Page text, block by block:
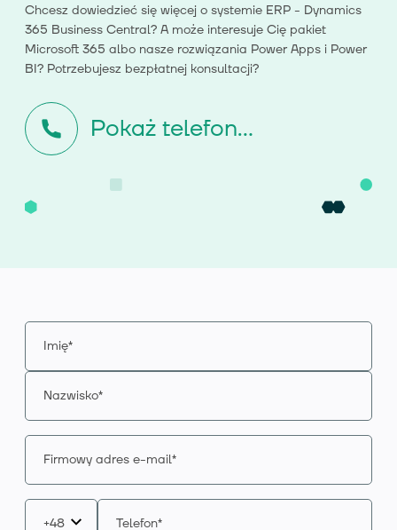
Chcesz dowiedzieć się więcej o systemie ERP - Dynamics
365 Business Central? A może interesuje Cię pakiet
Microsoft 365 albo nasze rozwiązania Power Apps i Power
BI? Potrzebujesz bezpłatnej konsultacji?
Pokaż telefon...